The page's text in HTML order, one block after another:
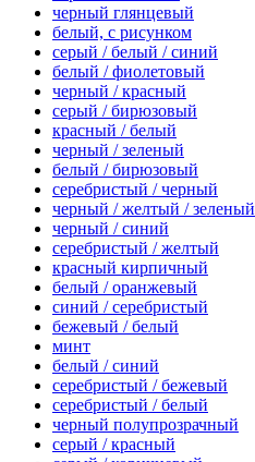
черный глянцевый
белый, с рисунком
серый / белый / синий
белый / фиолетовый
черный / красный
серый / бирюзовый
красный / белый
черный / зеленый
белый / бирюзовый
серебристый / черный
черный / желтый / зеленый
черный / синий
серебристый / желтый
красный кирпичный
белый / оранжевый
синий / серебристый
бежевый / белый
минт
белый / синий
серебристый / бежевый
серебристый / белый
черный полупрозрачный
серый / красный